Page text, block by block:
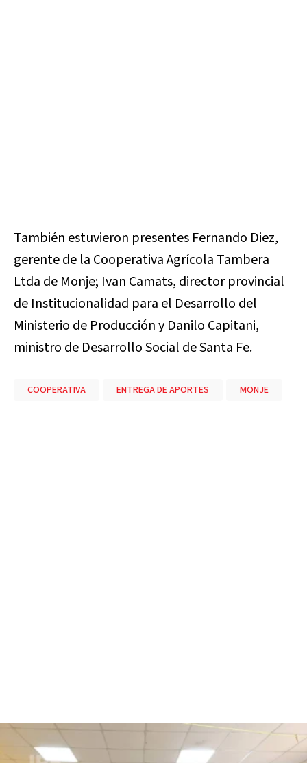
También estuvieron presentes Fernando Diez,
gerente de la Cooperativa Agrícola Tambera
Ltda de Monje; Ivan Camats, director provincial
de Institucionalidad para el Desarrollo del
Ministerio de Producción y Danilo Capitani,
ministro de Desarrollo Social de Santa Fe.
COOPERATIVA ENTREGA DE APORTES MONJE